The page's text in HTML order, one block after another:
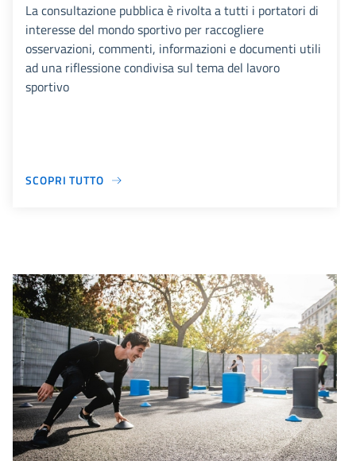
La consultazione pubblica è rivolta a tutti i portatori di
interesse del mondo sportivo per raccogliere
osservazioni, commenti, informazioni e documenti utili
ad una riflessione condivisa sul tema del lavoro
sportivo
SCOPRI TUTTO